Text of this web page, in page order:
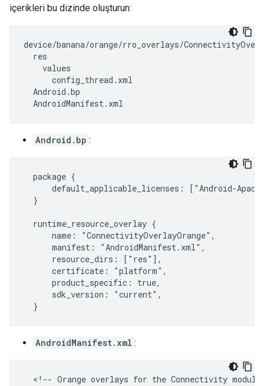
içerikleri bu dizinde oluşturun:
device/banana/orange/rro_overlays/
  res
    values
      config_thread.xml
  Android.bp
  AndroidManifest.xml
Android.bp :
  package {
default_applicable_licenses: ["Android-
  }
  runtime_resource_overlay {
      name: "ConnectivityOverlayOrange",
      manifest: "AndroidManifest.xml",
      resource_dirs: ["res"],
      certificate: "platform",
      product_specific: true,
      sdk_version: "current",
  }
AndroidManifest.xml :
<!-- Orange overlays for the Connectivity module